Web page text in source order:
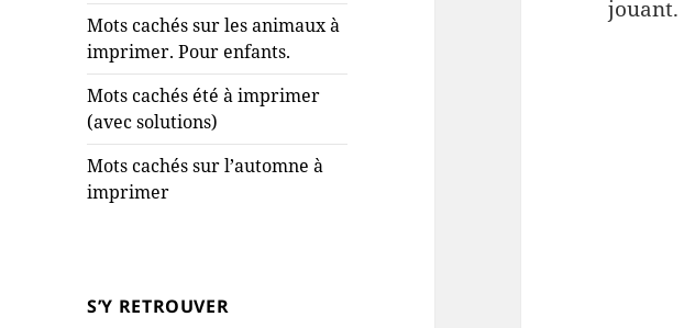
Mots cachés sur les animaux à
imprimer. Pour enfants.
Mots cachés été à imprimer
(avec solutions)
Mots cachés sur l’automne à
imprimer
S’Y RETROUVER
jouant.